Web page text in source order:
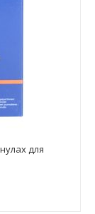
для